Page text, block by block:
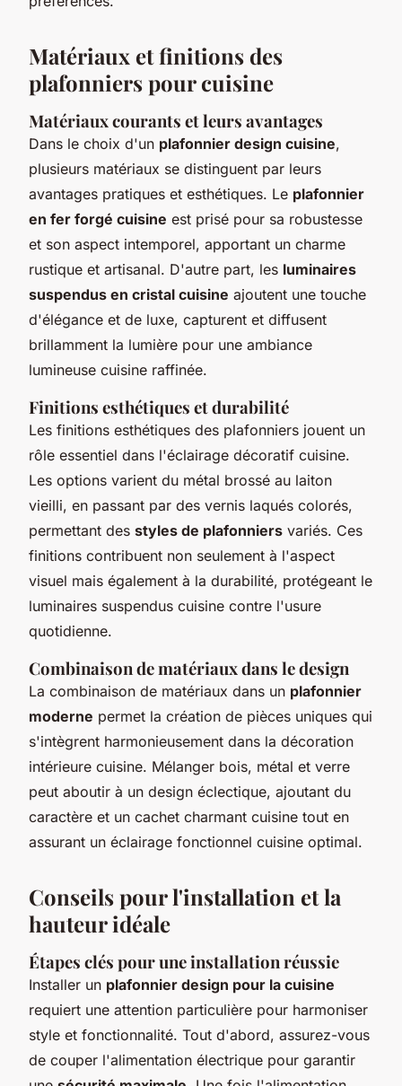
Matériaux et finitions des
plafonniers pour cuisine
Matériaux courants et leurs avantages
Dans le choix d'un plafonnier design cuisine,
plusieurs matériaux se distinguent par leurs
avantages pratiques et esthétiques. Le plafonnier
en fer forgé cuisine est prisé pour sa robustesse
et son aspect intemporel, apportant un charme
rustique et artisanal. D'autre part, les luminaires
suspendus en cristal cuisine ajoutent une touche
d'élégance et de luxe, capturent et diffusent
brillamment la lumière pour une ambiance
lumineuse cuisine raffinée.
Finitions esthétiques et durabilité
Les finitions esthétiques des plafonniers jouent un
rôle essentiel dans l'éclairage décoratif cuisine.
Les options varient du métal brossé au laiton
vieilli, en passant par des vernis laqués colorés,
permettant des styles de plafonniers variés. Ces
finitions contribuent non seulement à l'aspect
visuel mais également à la durabilité, protégeant le
luminaires suspendus cuisine contre l'usure
quotidienne.
Combinaison de matériaux dans le design
La combinaison de matériaux dans un plafonnier
moderne permet la création de pièces uniques qui
s'intègrent harmonieusement dans la décoration
intérieure cuisine. Mélanger bois, métal et verre
peut aboutir à un design éclectique, ajoutant du
caractère et un cachet charmant cuisine tout en
assurant un éclairage fonctionnel cuisine optimal.
Conseils pour l'installation et la
hauteur idéale
Étapes clés pour une installation réussie
Installer un plafonnier design pour la cuisine
requiert une attention particulière pour harmoniser
style et fonctionnalité. Tout d'abord, assurez-vous
de couper l'alimentation électrique pour garantir